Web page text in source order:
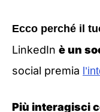
Ecco perché il
LinkedIn è un
social premia
Più interagisci